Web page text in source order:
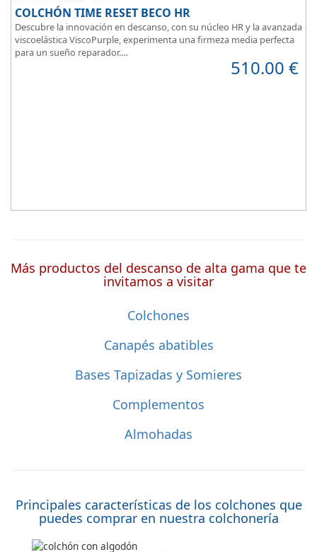
COLCHÓN TIME RESET BECO HR
Descubre la innovación en descanso, con su núcleo HR y la avanzada
viscoelástica ViscoPurple, experimenta una firmeza media perfecta
para un sueño reparador.
Disfruta de su transpirabilidad y gran adaptabilidad, diseñado para
brindarte confort en cada momento. Además, es válido para camas
510.00 €
Más productos del descanso de alta gama que te
invitamos a visitar
Colchones
Canapés abatibles
Bases Tapizadas y Somieres
Complementos
Almohadas
Principales características de los colchones que
puedes comprar en nuestra colchonería